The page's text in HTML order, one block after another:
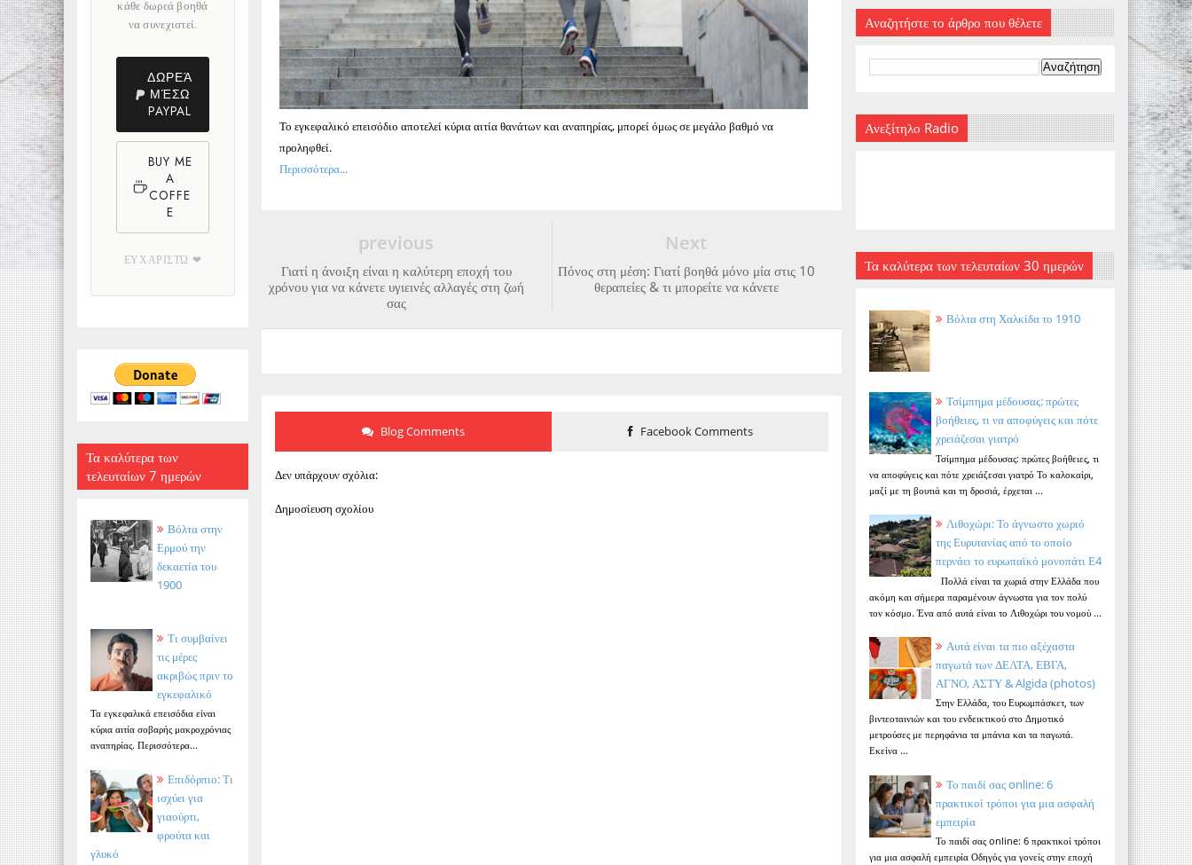
κάθε δωρεά βοηθά
να συνεχιστεί.
ΔΩΡΕΆ
ΜΈΣΩ
PAYPAL
BUY ME
A
COFFE
E
ΕΥΧΑΡΙΣΤΏ ❤
Τα καλύτερα των
τελευταίων 7 ημερών
Βόλτα στην
Ερμού την
δεκαετία του
1900
Τι συμβαίνει
τις μέρες
ακριβώς πριν το
εγκεφαλικό
Τα εγκεφαλικά επεισόδια είναι
κύρια αιτία σοβαρής μακροχρόνιας
αναπηρίας. Περισσότερα...
Επιδόρπιο: Τι
ισχύει για
γιαούρτι,
φρούτα και
γλυκό
Το εγκεφαλικό επεισόδιο αποτελεί κύρια αιτία θανάτων και αναπηρίας, μπορεί όμως σε μεγάλο βαθμό να
προληφθεί.
Περισσότερα...
Next
Πόνος στη μέση: Γιατί βοηθά μόνο μία στις 10
θεραπείες & τι μπορείτε να κάνετε
previous
Γιατί η άνοιξη είναι η καλύτερη εποχή του
χρόνου για να κάνετε υγιεινές αλλαγές στη ζωή
σας
Blog Comments Facebook Comments
Δεν υπάρχουν σχόλια:
Δημοσίευση σχολίου
Αναζητήστε το άρθρο που θέλετε
Ανεξίτηλο Radio
Τα καλύτερα των τελευταίων 30 ημερών
Βόλτα στη Χαλκίδα το 1910
Τσίμπημα μέδουσας: πρώτες
βοήθειες, τι να αποφύγεις και πότε
χρειάζεσαι γιατρό
Τσίμπημα μέδουσας: πρώτες βοήθειες, τι
να αποφύγεις και πότε χρειάζεσαι γιατρό Το καλοκαίρι,
μαζί με τη βουτιά και τη δροσιά, έρχεται ...
Λιθοχώρι: Το άγνωστο χωριό
της Ευρυτανίας από το οποίο
περνάει το ευρωπαϊκό μονοπάτι Ε4
Πολλά είναι τα χωριά στην Ελλάδα που
ακόμη και σήμερα παραμένουν άγνωστα για τον πολύ
τον κόσμο. Ένα από αυτά είναι το Λιθοχώρι του νομού ...
Αυτά είναι τα πιο αξέχαστα
παγωτά των ΔΕΛΤΑ, ΕΒΓΑ,
ΑΓΝΟ, ΑΣΤΥ & Algida (photos)
Στην Ελλάδα, του Ευρωμπάσκετ, των
βιντεοταινιών και του ενδεικτικού στο Δημοτικό
μετρούσες με περηφάνια τα μπάνια και τα παγωτά.
Εκείνα ...
Το παιδί σας online: 6
πρακτικοί τρόποι για μια ασφαλή
εμπειρία
Το παιδί σας online: 6 πρακτικοί τρόποι
για μια ασφαλή εμπειρία Οδηγός για γονείς στην εποχή